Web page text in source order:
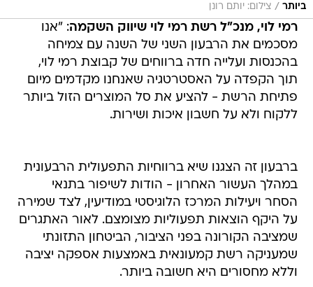
ביותר / צילום: יותם רונן
רמי לוי, מנכ"ל רשת רמי לוי שיווק השקמה: "אנו
מסכמים את הרבעון השני של השנה עם צמיחה
בהכנסות ועלייה חדה ברווחים של קבוצת רמי לוי,
תוך הקפדה על האסטרטגיה שאנחנו מקדמים מיום
פתיחת הרשת - להציע את סל המוצרים הזול ביותר
ללקוח ולא על חשבון איכות ושירות.
ברבעון זה הצגנו שיא ברווחיות התפעולית הרבעונית
במהלך העשור האחרון - הודות לשיפור בתנאי
הסחר ויעילות המרכז הלוגיסטי במודיעין, לצד שמירה
על היקף הוצאות תפעוליות מצומצם. לאור האתגרים
שמציבה הקורונה בפני הציבור, הביטחון התזונתי
שמעניקה רשת קמעונאית באמצעות אספקה יציבה
וללא מחסורים היא חשובה ביותר.